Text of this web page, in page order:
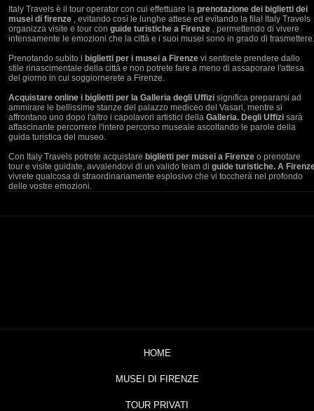
Italy Travels è il tour operator con cui effettuare la prenotazione dei biglietti dei
musei di firenze , evitando così le lunghe attese ed evitando la fila! Italy Travels
organizza visite e tour con guide turistiche a Firenze , permettendo di vivere
intensamente le emozioni che la città e i suoi musei sono in grado di trasmettere.
Prenotando subito i biglietti per i musei a Firenze vi sentirete prendere dallo
stile rinascimentale della città e non potrete fare a meno di assaporare l'attesa
del giorno in cui soggiornerete a Firenze.
Acquistare online i biglietti per la Galleria degli Uffizi significa prepararsi ad
ammirare le bellissime stanze del palazzo mediceo del Vasari, mentre si
affrontano uno dopo l'altro i capolavori artistici della Galleria. Degli Uffizi sarà
affascinante percorrere l'intero percorso museale ascoltando le parole della
guida turistica del museo.
Con Italy Travels potrete acquistare biglietti per musei a Firenze o prenotare
tour e visite guidate, avvalendovi di un valido team di guide turistiche. A
vivrete qualcosa di straordinariamente esplosivo che vi toccherà nel profondo
delle vostre emozioni.
HOME
MUSEI DI FIRENZE
TOUR PRIVATI